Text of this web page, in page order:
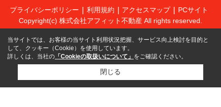
プライバシーポリシー 利用規約 アクセスマップ
PCサイト
Copyright(c) 株式会社アフィット不動産 All rights reserved.
当サイトでは、お客様の当サイト利用状況把握、サービス向上検討を目的と
して、クッキー（Cookie）を使用しています。
詳しくは、当社の 「Cookieの取扱いについて」 をご確認ください。
閉じる